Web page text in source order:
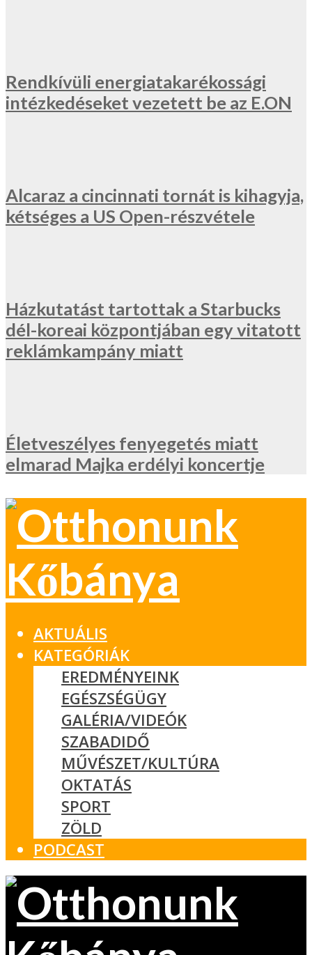
Rendkívüli energiatakarékossági
intézkedéseket vezetett be az E.ON
Alcaraz a cincinnati tornát is kihagyja,
kétséges a US Open-részvétele
Házkutatást tartottak a Starbucks
dél-koreai központjában egy vitatott
reklámkampány miatt
Életveszélyes fenyegetés miatt
elmarad Majka erdélyi koncertje
AKTUÁLIS
KATEGÓRIÁK
EREDMÉNYEINK
EGÉSZSÉGÜGY
GALÉRIA/VIDEÓK
SZABADIDŐ
MŰVÉSZET/KULTÚRA
OKTATÁS
SPORT
ZÖLD
PODCAST